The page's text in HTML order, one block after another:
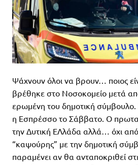
Ψάχνουν όλοι να βρουν… ποιος
βρέθηκε στο Νοσοκομείο μετά
ερωμένη του δημοτική
η Εσπρέσσο το Σάββατο. Ο
την Δυτική ΕΛλάδα αλλά… όχι
“καψούρης” με την δημοτική
παραμένει αν θα ανταποκριθεί